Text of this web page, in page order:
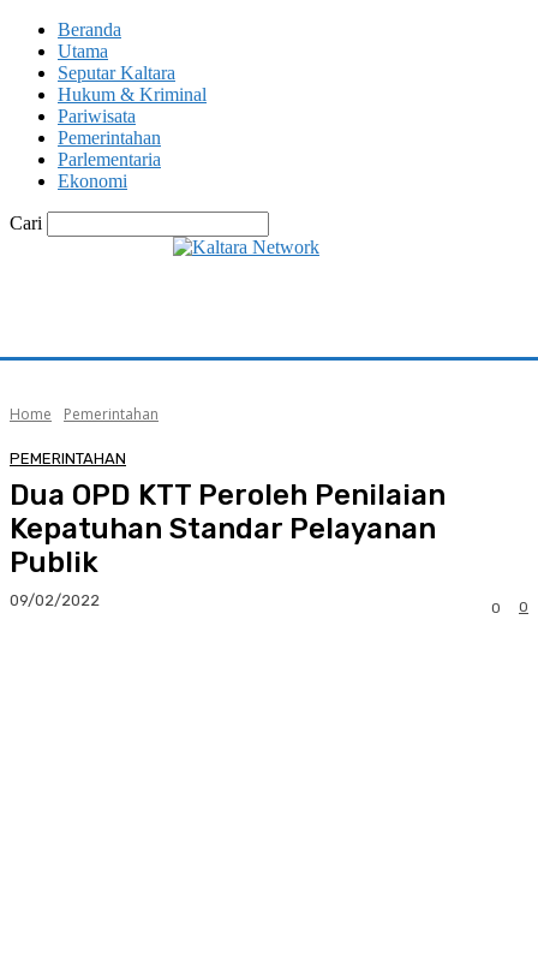
Beranda
Utama
Seputar Kaltara
Hukum & Kriminal
Pariwisata
Pemerintahan
Parlementaria
Ekonomi
Cari
Home Pemerintahan
PEMERINTAHAN
Dua OPD KTT Peroleh Penilaian
Kepatuhan Standar Pelayanan
Publik
09/02/2022 0
0